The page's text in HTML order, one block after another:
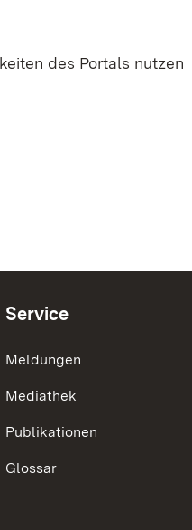
des Portals nutzen
Service
Meldungen
Mediathek
Publikationen
Glossar